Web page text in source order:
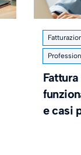
e casi